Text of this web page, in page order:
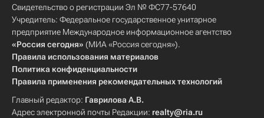
Свидетельство о регистрации Эл № ФС77-57640
Учредитель: Федеральное государственное унитарное
предприятие Международное информационное агентство
«Россия сегодня» (МИА «Россия сегодня»).
Правила использования материалов
Политика конфиденциальности
Правила применения рекомендательных технологий
Главный редактор: Гаврилова А.В.
Адрес электронной почты Редакции: realty@ria.ru